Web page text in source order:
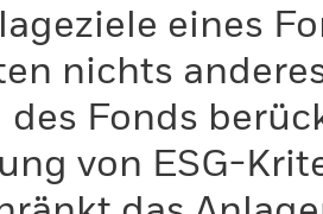
eines
nichts
des Fonds
von ESG-